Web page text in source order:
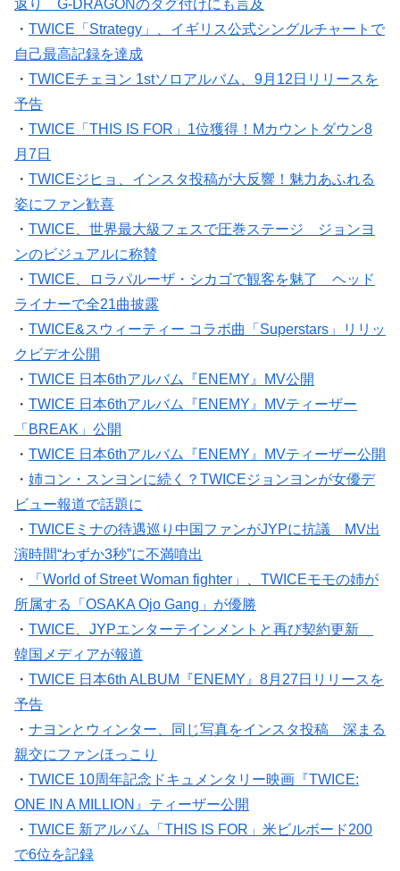
返り G-DRAGONのタグ付けにも言及
・ TWICE「Strategy」、イギリス公式シングルチャートで
自己最高記録を達成
・ TWICEチェヨン 1stソロアルバム、9月12日リリースを
予告
・ TWICE「THIS IS FOR」1位獲得！Mカウントダウン8
月7日
・ TWICEジヒョ、インスタ投稿が大反響！魅力あふれる
姿にファン歓喜
・ TWICE、世界最大級フェスで圧巻ステージ ジョンヨ
ンのビジュアルに称賛
・ TWICE、ロラパルーザ・シカゴで観客を魅了 ヘッド
ライナーで全21曲披露
・ TWICE&スウィーティー コラボ曲「Superstars」リリッ
クビデオ公開
・ TWICE 日本6thアルバム『ENEMY』MV公開
・ TWICE 日本6thアルバム『ENEMY』MVティーザー
「BREAK」公開
・ TWICE 日本6thアルバム『ENEMY』MVティーザー公開
・ 姉コン・スンヨンに続く？TWICEジョンヨンが女優デ
ビュー報道で話題に
・ TWICEミナの待遇巡り中国ファンがJYPに抗議 MV出
演時間“わずか3秒”に不満噴出
・
「World of Street Woman fighter」、TWICEモモの姉が
所属する「OSAKA Ojo Gang」が優勝
・ TWICE、JYPエンターテインメントと再び契約更新
韓国メディアが報道
・ TWICE 日本6th ALBUM『ENEMY』8月27日リリースを
予告
・ ナヨンとウィンター、同じ写真をインスタ投稿 深まる
親交にファンほっこり
・ TWICE 10周年記念ドキュメンタリー映画『TWICE:
ONE IN A MILLION』ティーザー公開
・ TWICE 新アルバム「THIS IS FOR」米ビルボード200
で6位を記録